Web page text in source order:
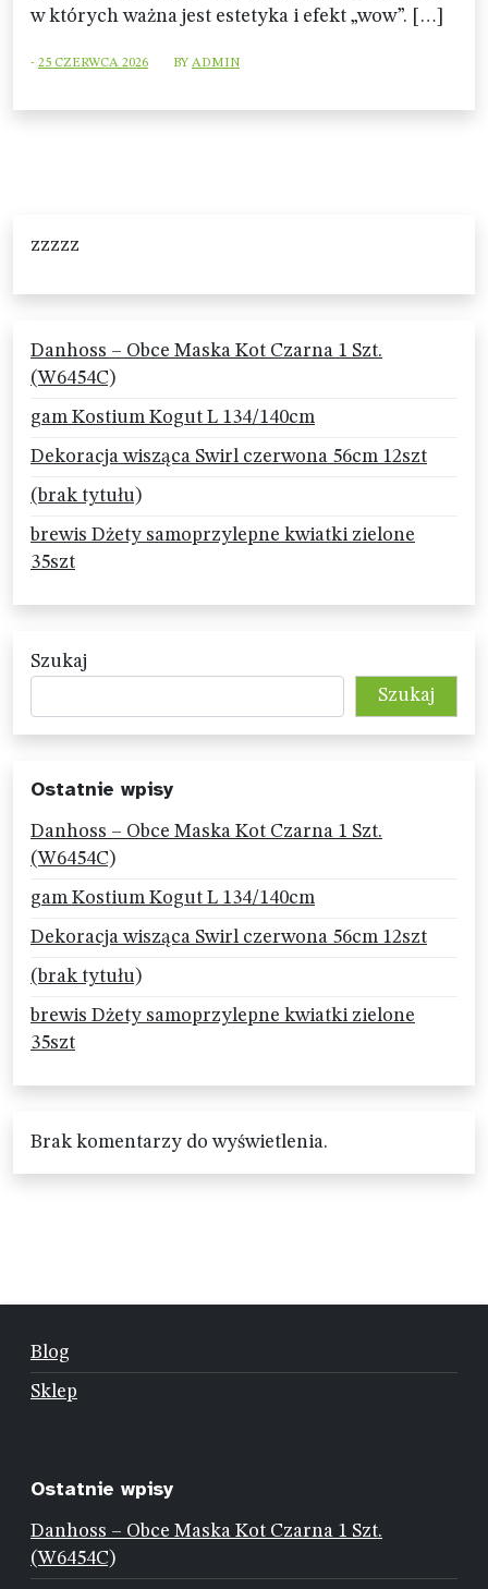
w których ważna jest estetyka i efekt „wow”. […]
- 25 CZERWCA 2026 BYADMIN
zzzzz
Danhoss – Obce Maska Kot Czarna 1 Szt.
(W6454C)
gam Kostium Kogut L 134/140cm
Dekoracja wisząca Swirl czerwona 56cm 12szt
(brak tytułu)
brewis Dżety samoprzylepne kwiatki zielone
35szt
Szukaj
Szukaj
Ostatnie wpisy
Danhoss – Obce Maska Kot Czarna 1 Szt.
(W6454C)
gam Kostium Kogut L 134/140cm
Dekoracja wisząca Swirl czerwona 56cm 12szt
(brak tytułu)
brewis Dżety samoprzylepne kwiatki zielone
35szt
Brak komentarzy do wyświetlenia.
Blog
Sklep
Ostatnie wpisy
Danhoss – Obce Maska Kot Czarna 1 Szt.
(W6454C)